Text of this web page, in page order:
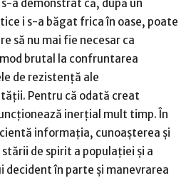
a demonstrat că, după un
i s-a băgat frica în oase, poate
să nu mai fie necesar ca
brutal la confruntarea
de rezistență ale
Pentru că odată creat
inerțial mult timp. În
informația, cunoașterea și
de spirit a populației și a
decident în parte și manevrarea